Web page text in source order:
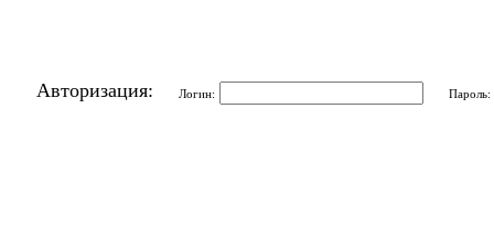
Авторизация: Логин: Пароль: